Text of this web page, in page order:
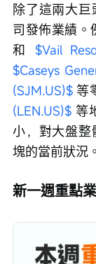
除了這兩大
司發佈業績。
和 $Vail
$Caseys
(SJM.US)$ 等
(LEN.US)$ 等
小，對大盤整
塊的當前狀況。
新一週重點